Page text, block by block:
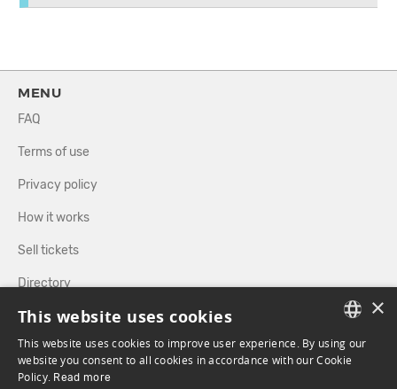
MENU
FAQ
Terms of use
Privacy policy
How it works
Sell tickets
Directory
FOLLOW US
FRENCH
×
This website uses cookies
This website uses cookies to improve user experience. By using our
website you consent to all cookies in accordance with our Cookie
Policy. Read more